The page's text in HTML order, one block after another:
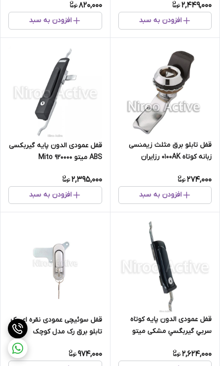
2,449,000
افزودن به سبد
820,000
افزودن به سبد
قفل تابلو برق مثلث زیمنسی
زبانه کوتاه ۰۱۰۰AK رزایران
274,000
افزودن به سبد
قفل عمودی الدون پایه گیربکسی
ABS میتو Mito 920000
2,395,000
افزودن به سبد
قفل عمودی الدون پايه كوتاه
سربي گيربگسي مشكی میتو
2,624,000
قفل سوئیچی عمودی نقره ای رک
تابلو برق رک مدل کوچک
974,000